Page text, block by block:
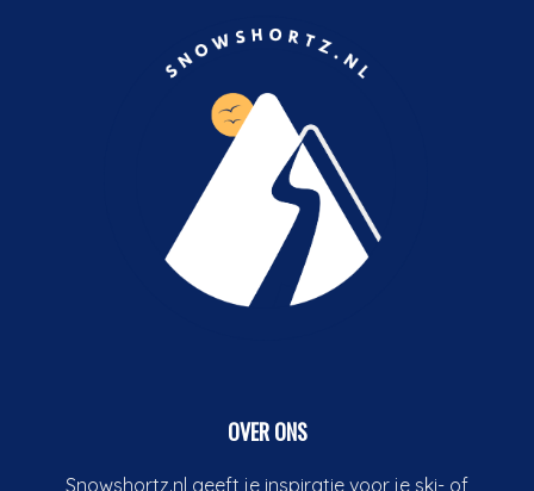
OVER ONS
Snowshortz.nl geeft je inspiratie voor je ski- of